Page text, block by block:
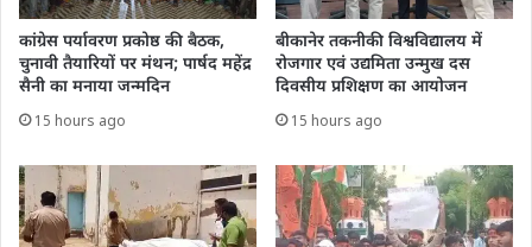
कांग्रेस पर्यावरण प्रकोष्ठ की बैठक,
चुनावी तैयारियों पर मंथन; पार्षद महेंद्र
सैनी का मनाया जन्मदिन
15 hours ago
बीकानेर तकनीकी विश्वविद्यालय में
रोजगार एवं उद्यमिता उन्मुख दस
दिवसीय प्रशिक्षण का आयोजन
15 hours ago